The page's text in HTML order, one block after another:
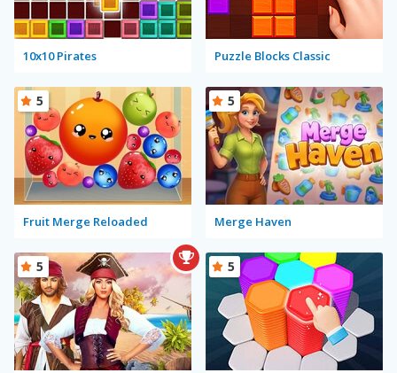
10x10 Pirates Puzzle Blocks Classic
Fruit Merge Reloaded
5
Merge Haven
5
5 5